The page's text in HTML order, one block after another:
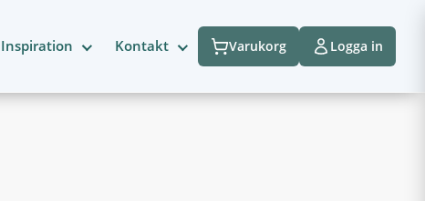
Inspiration Kontakt Varukorg Logga in